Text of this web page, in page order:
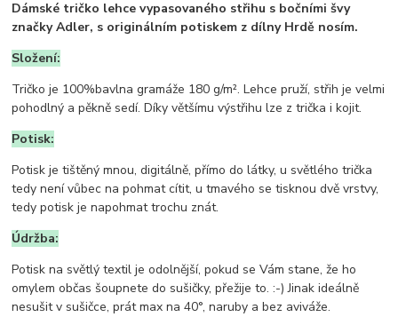
Dámské tričko lehce vypasovaného střihu s bočními švy
značky Adler, s originálním potiskem z dílny Hrdě nosím.
Složení:
Tričko je 100%bavlna gramáže 180 g/m². Lehce pruží, střih je velmi
pohodlný a pěkně sedí. Díky většímu výstřihu lze z trička i kojit.
Potisk:
Potisk je tištěný mnou, digitálně, přímo do látky, u světlého trička
tedy není vůbec na pohmat cítit, u tmavého se tisknou dvě vrstvy,
tedy potisk je napohmat trochu znát.
Údržba:
Potisk na světlý textil je odolnější, pokud se Vám stane, že ho
omylem občas šoupnete do sušičky, přežije to. :-) Jinak ideálně
nesušit v sušičce, prát max na 40°, naruby a bez aviváže.